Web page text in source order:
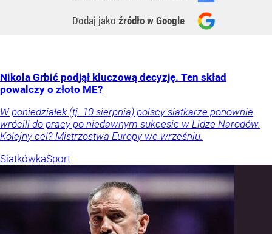
Dodaj jako źródło w Google
Nikola Grbić podjął kluczową decyzję. Ten skład
powalczy o złoto ME?
W poniedziałek (tj. 10 sierpnia) polscy siatkarze ponownie
wrócili do pracy po niedawnym sukcesie w Lidze Narodów.
Kolejny cel? Mistrzostwa Europy we wrześniu.
SiatkówkaSport